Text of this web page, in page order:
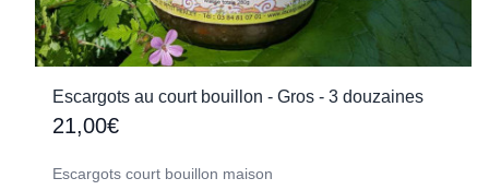
Escargots au court bouillon - Gros - 3 douzaines
21,00€
Escargots court bouillon maison